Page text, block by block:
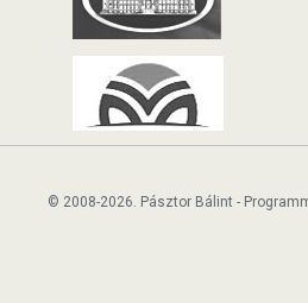
© 2008-2026. Pásztor Bálint -